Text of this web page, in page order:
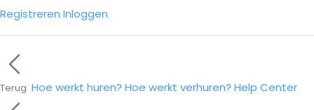
Registreren Inloggen
Terug Hoe werkt huren? Hoe werkt verhuren? Help Center